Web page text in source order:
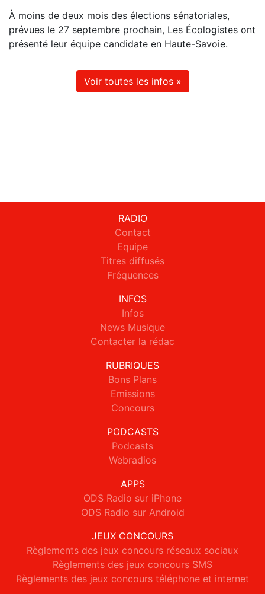
À moins de deux mois des élections sénatoriales,
prévues le 27 septembre prochain, Les Écologistes ont
présenté leur équipe candidate en Haute-Savoie.
Voir toutes les infos »
RADIO
Contact
Equipe
Titres diffusés
Fréquences
INFOS
Infos
News Musique
Contacter la rédac
RUBRIQUES
Bons Plans
Emissions
Concours
PODCASTS
Podcasts
Webradios
APPS
ODS Radio sur iPhone
ODS Radio sur Android
JEUX CONCOURS
Règlements des jeux concours réseaux sociaux
Règlements des jeux concours SMS
Règlements des jeux concours téléphone et internet